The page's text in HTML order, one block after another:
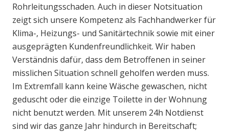
Rohrleitungsschaden. Auch in dieser Notsituation
zeigt sich unsere Kompetenz als Fachhandwerker für
Klima-, Heizungs- und Sanitärtechnik sowie mit einer
ausgeprägten Kundenfreundlichkeit. Wir haben
Verständnis dafür, dass dem Betroffenen in seiner
misslichen Situation schnell geholfen werden muss.
Im Extremfall kann keine Wäsche gewaschen, nicht
geduscht oder die einzige Toilette in der Wohnung
nicht benutzt werden. Mit unserem 24h Notdienst
sind wir das ganze Jahr hindurch in Bereitschaft;